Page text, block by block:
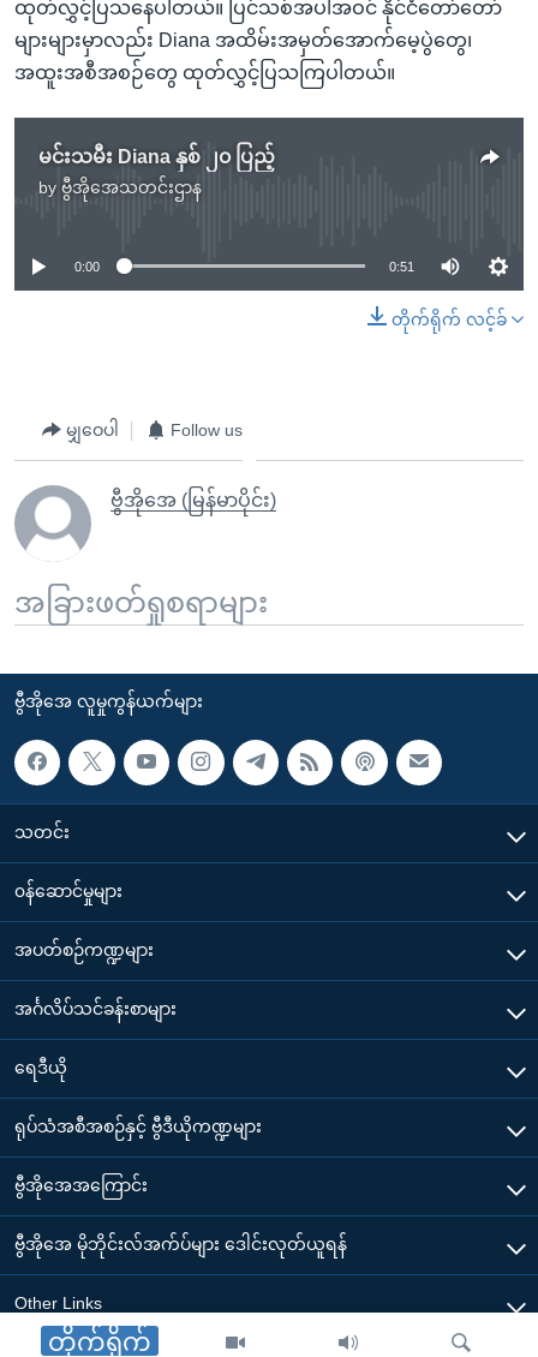
တိုက်ရိုက်
ထုတ်လွှင့်ပြသနေပါတယ်။ ပြင်သစ်အပါအဝင် နိုင်ငံတော်တော်
များများမှာလည်း Diana အထိမ်းအမှတ်အောက်မေ့ပွဲတွေ၊
အထူးအစီအစဉ်တွေ ထုတ်လွှင့်ပြသကြပါတယ်။
မင်းသမီး Diana နှစ် ၂၀ ပြည့်
by ဗွီအိုအေသတင်းဌာန
No media source currently available
0:00 0:51
တိုက်ရိုက် လင့်ခ်
မျှဝေပါ Follow us
ဗွီအိုအေ (မြန်မာပိုင်း)
အခြားဖတ်ရှုစရာများ
ဗွီအိုအေ လူမှုကွန်ယက်များ
သတင်း
၀န်ဆောင်မှုများ
အပတ်စဉ်ကဏ္ဍများ
အင်္ဂလိပ်သင်ခန်းစာများ
ရေဒီယို
ရုပ်သံအစီအစဉ်နှင့် ဗွီဒီယိုကဏ္ဍများ
ဗွီအိုအေအကြောင်း
ဗွီအိုအေ မိုဘိုင်းလ်အက်ပ်များ ဒေါင်းလုတ်ယူရန်
Other Links